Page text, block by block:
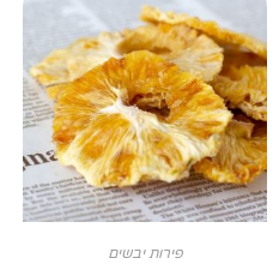
פירות יבשים